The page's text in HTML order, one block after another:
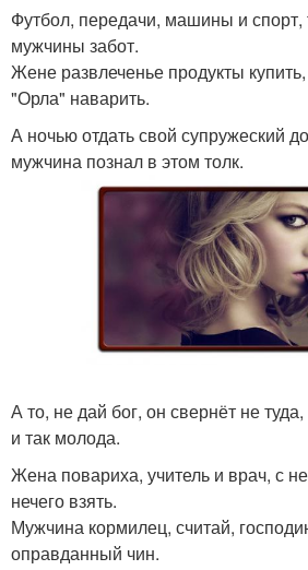
Футбол, передачи, машины и спорт,
мужчины забот.
Жене развлеченье продукты
"Орла" наварить.
А ночью отдать свой супружеский
мужчина познал в этом толк.
А то, не дай бог, он свернёт не
и так молода.
Жена повариха, учитель и врач, с
нечего взять.
Мужчина кормилец, считай,
оправданный чин.